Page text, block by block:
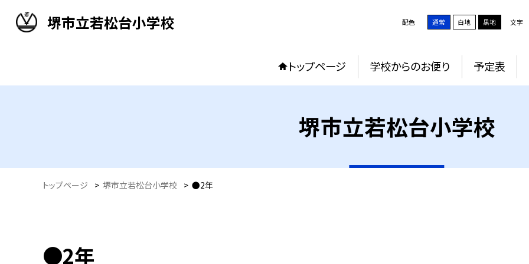
堺市立若松台小学校 配色 通常 白地 黒地 文字
トップページ 学校からのお便り 予定表
堺市立若松台小学校
トップページ > 堺市立若松台小学校 > ●2年
●2年